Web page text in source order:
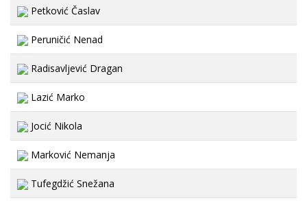
Petković Časlav
Peruničić Nenad
Radisavljević Dragan
Lazić Marko
Jocić Nikola
Marković Nemanja
Tufegdžić Snežana